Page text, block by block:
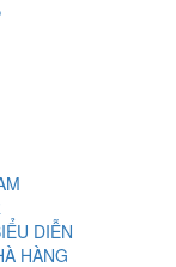
DIỄN
HÀNG